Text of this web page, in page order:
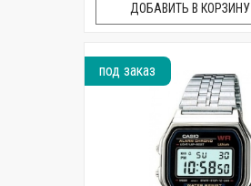
ДОБАВИТЬ В КОРЗИНУ
под заказ